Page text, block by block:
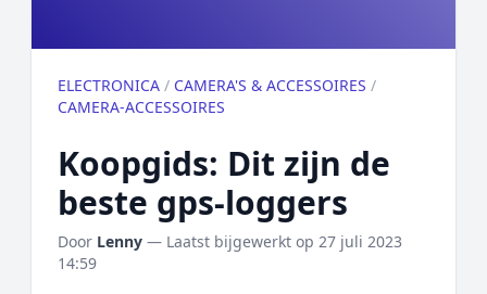
ELECTRONICA / CAMERA'S & ACCESSOIRES /
CAMERA-ACCESSOIRES
Koopgids: Dit zijn de
beste gps-loggers
Door Lenny — Laatst bijgewerkt op 27 juli 2023
14:59